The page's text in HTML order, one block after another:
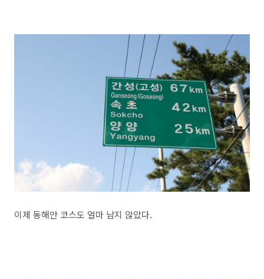
이제 동해안 코스도 얼마 남지 않았다.